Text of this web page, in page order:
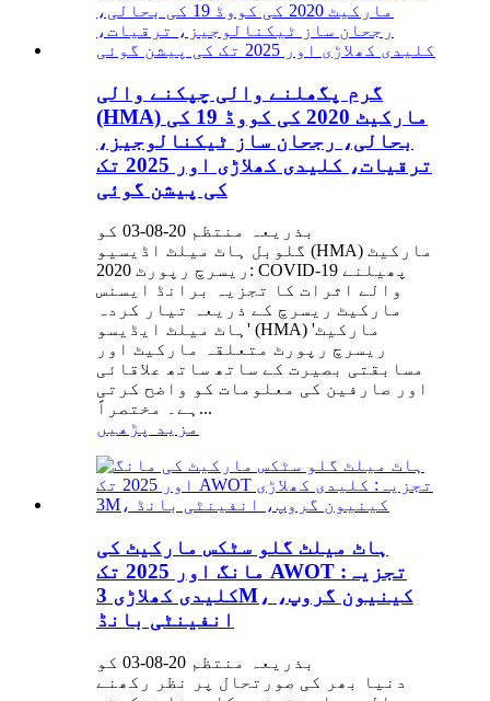
گرم پگھلنے والی چپکنے والی
(HMA) مارکیٹ 2020 کی کووڈ 19 کی
بحالی، رجحان ساز ٹیکنالوجیز،
ترقیات، کلیدی کھلاڑی اور 2025 تک
کی پیشن گوئی
بذریعہ منتظم 20-08-03 کو
گلوبل ہاٹ میلٹ اڈیسیو (HMA) مارکیٹ
ریسرچ رپورٹ 2020: COVID-19 پھیلنے
والے اثرات کا تجزیہ برانڈ ایسنس
مارکیٹ ریسرچ کے ذریعہ تیار کردہ
'ہاٹ میلٹ ایڈیسو (HMA) مارکیٹ'
ریسرچ رپورٹ متعلقہ مارکیٹ اور
مسابقتی بصیرت کے ساتھ ساتھ علاقائی
اور صارفین کی معلومات کو واضح کرتی
ہے۔ مختصراً...
مزید پڑھیں
ہاٹ میلٹ گلو سٹکس مارکیٹ کی
مانگ اور 2025 تک AWOT تجزیہ:
کلیدی کھلاڑی 3M، کینیون گروپ،
انفینٹی بانڈ
بذریعہ منتظم 20-08-03 کو
دنیا بھر کی صورتحال پر نظر رکھنے